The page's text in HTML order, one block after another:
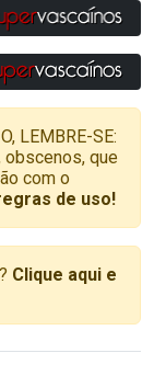
LEMBRE-SE:
que
com o
de uso!
Clique aqui e